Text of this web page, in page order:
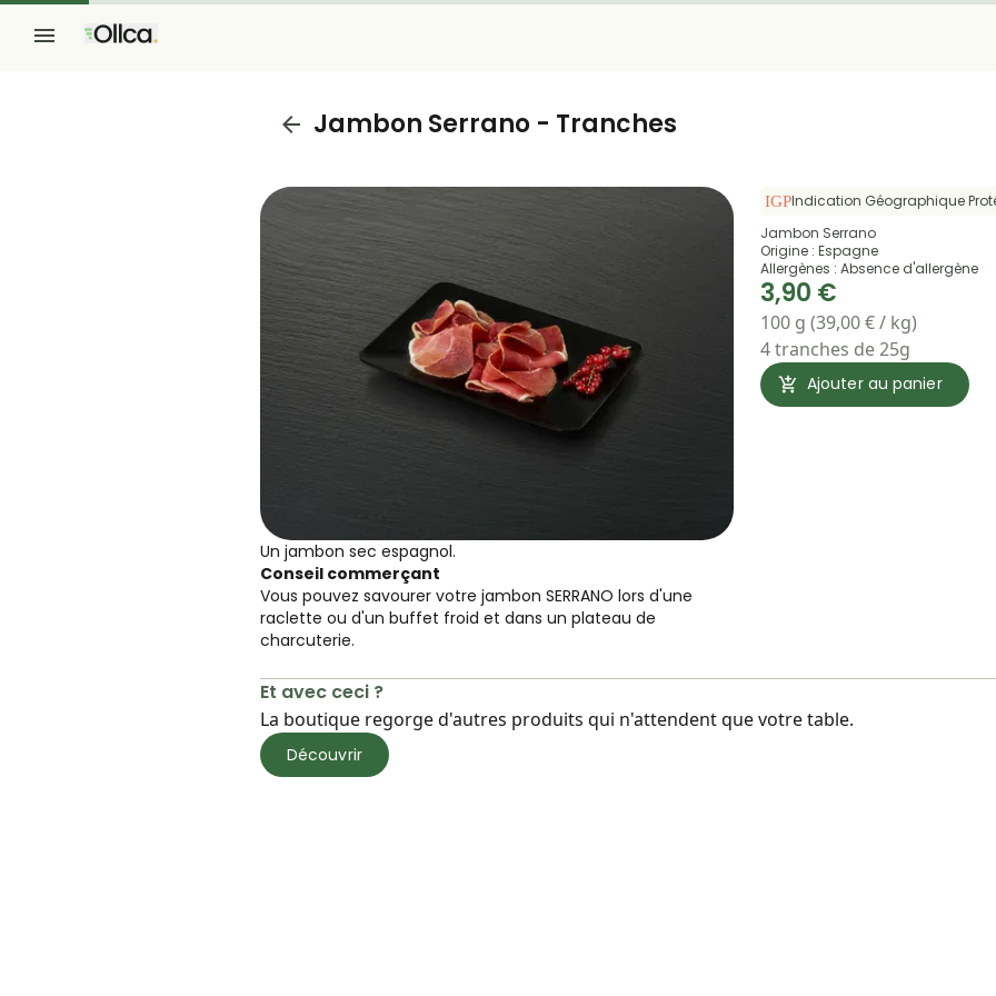
Jambon Serrano - Tranches
Un jambon sec espagnol.
Conseil commerçant
Vous pouvez savourer votre jambon SERRANO lors d'une
raclette ou d'un buffet froid et dans un plateau de
charcuterie.
Indication Géographique
Jambon Serrano
Origine : Espagne
Allergènes : Absence d'allergène
3,90 €
100 g (39,00 € / kg)
4 tranches de 25g
Ajouter au panier
Et avec ceci ?
La boutique regorge d'autres produits qui n'attendent que votre table.
Découvrir